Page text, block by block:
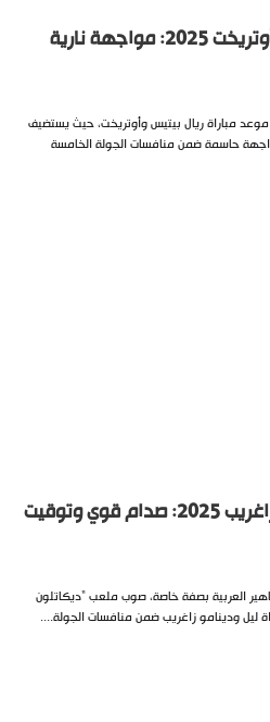
موعد مباراة ريال بيتيس وأوتريخت 2025: مواجهة نارية
موعد مباراة ريال بيتيس وأوتريخت، حيث يستضيف
حاسمة ضمن منافسات الجولة الخامسة
موعد مباراة ليل ودينامو زاغريب 2025: صدام قوي وتوقيت
العربية بصفة خاصة، صوب ملعب “ديكاتلون
ليل ودينامو زاغريب ضمن منافسات الجولة....